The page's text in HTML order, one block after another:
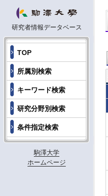
研究者情報データベース
TOP
所属別検索
キーワード検索
研究分野別検索
条件指定検索
駒澤大学
ホームページ